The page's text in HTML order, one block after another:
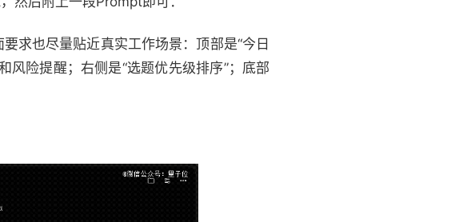
求也尽量贴近真实工作场景：顶部是“今日
险提醒；右侧是“选题优先级排序”；底部